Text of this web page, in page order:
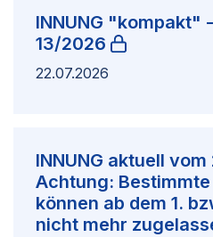
INNUNG "kompakt"
13/2026
22.07.2026
INNUNG aktuell
Achtung:
können ab dem 1.
nicht mehr